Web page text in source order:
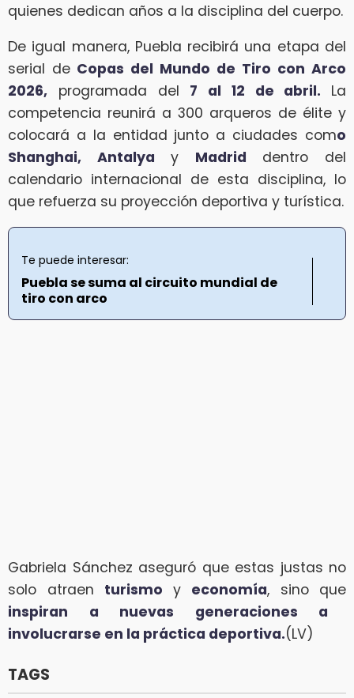
quienes dedican años a la disciplina del cuerpo.
De igual manera, Puebla recibirá una etapa del
serial de Copas del Mundo de Tiro con Arco
2026, programada del 7 al 12 de abril. La
competencia reunirá a 300 arqueros de élite y
colocará a la entidad junto a ciudades como
Shanghai, Antalya y Madrid dentro del
calendario internacional de esta disciplina, lo
que refuerza su proyección deportiva y turística.
Te puede interesar:
Puebla se suma al circuito mundial de
tiro con arco
Gabriela Sánchez aseguró que estas justas no
solo atraen turismo y economía, sino que
inspiran a nuevas generaciones a
involucrarse en la práctica deportiva.(LV)
TAGS